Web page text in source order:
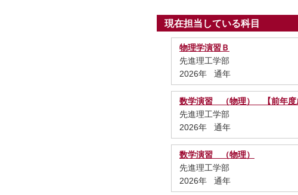
現在担当している科目
物理学演習Ｂ
先進理工学部
2026年 通年
数学演習 （物理） 【前年度
先進理工学部
2026年 通年
数学演習 （物理）
先進理工学部
2026年 通年